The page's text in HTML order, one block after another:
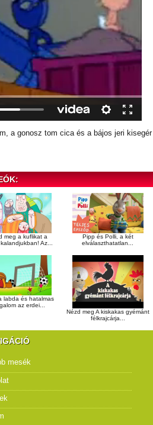
a gonosz tom cica és a bájos jeri kisegér
meg a kuflikat a
Az...
Pipp és Polli, a két
elválaszthatatlan...
labda és hatalmas
az erdei...
Nézd meg A kiskakas gyémánt
félkrajcárja...
mesék